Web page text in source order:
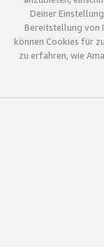
Deiner
Bereitstellung von
können Cookies für
zu erfahren, wie